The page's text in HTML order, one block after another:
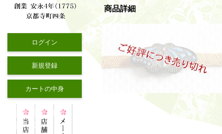
ログイン
新規登録
カートの中身
商品詳細